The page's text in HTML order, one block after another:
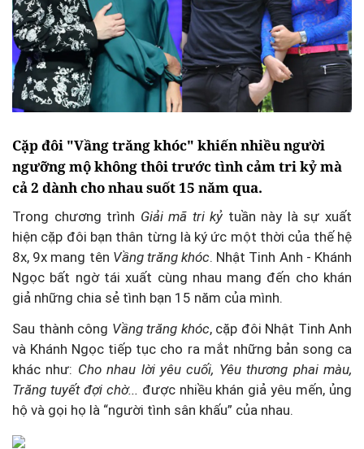
Cặp đôi "Vầng trăng khóc" khiến nhiều người
ngưỡng mộ không thôi trước tình cảm tri kỷ mà
cả 2 dành cho nhau suốt 15 năm qua.
Trong chương trình Giải mã tri kỷ tuần này là sự xuất
hiện cặp đôi bạn thân từng là ký ức một thời của thế hệ
8x, 9x mang tên Vầng trăng khóc. Nhật Tinh Anh - Khánh
Ngọc bất ngờ tái xuất cùng nhau mang đến cho khán
giả những chia sẻ tình bạn 15 năm của mình.
Sau thành công Vầng trăng khóc, cặp đôi Nhật Tinh Anh
và Khánh Ngọc tiếp tục cho ra mắt những bản song ca
khác như: Cho nhau lời yêu cuối, Yêu thương phai màu,
Trăng tuyết đợi chờ... được nhiều khán giả yêu mến, ủng
hộ và gọi họ là “người tình sân khấu” của nhau.